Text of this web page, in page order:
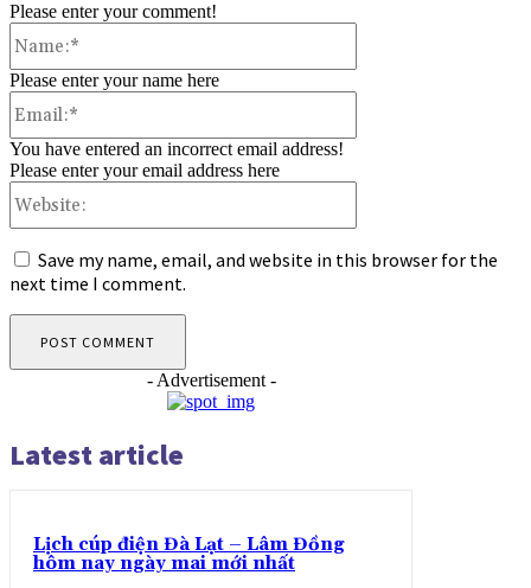
Please enter your comment!
Please enter your name here
You have entered an incorrect email address!
Please enter your email address here
Save my name, email, and website in this browser for the
next time I comment.
- Advertisement -
Latest article
Lịch cúp điện Đà Lạt – Lâm Đồng
hôm nay ngày mai mới nhất